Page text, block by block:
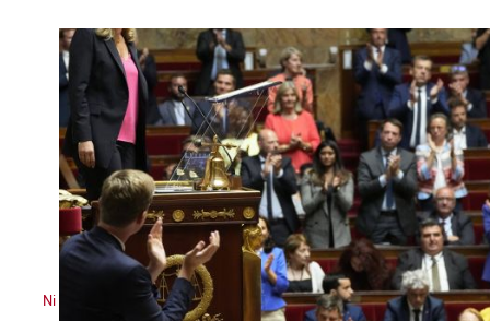
Ni le gouvernement ni l'Assemblée ne nous représente !